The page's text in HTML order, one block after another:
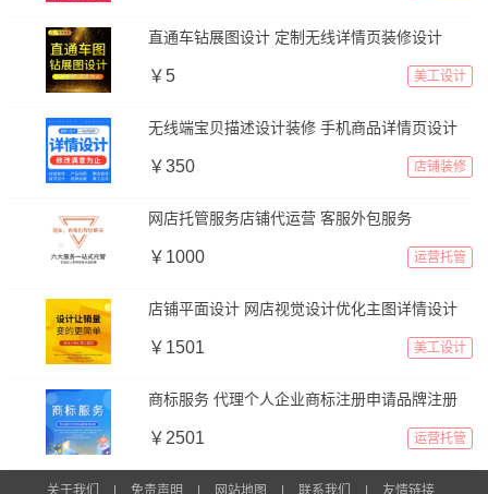
直通车钻展图设计 定制无线详情页装修设计
￥5 美工设计
无线端宝贝描述设计装修 手机商品详情页设计
￥350 店铺装修
网店托管服务店铺代运营 客服外包服务
￥1000 运营托管
店铺平面设计 网店视觉设计优化主图详情设计
￥1501 美工设计
商标服务 代理个人企业商标注册申请品牌注册
￥2501 运营托管
关于我们 | 免责声明 | 网站地图 | 联系我们 | 友情链接